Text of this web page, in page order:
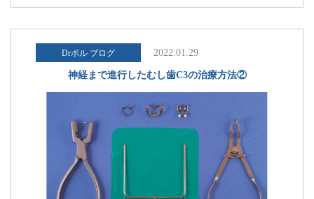
Drポル ブログ 2022.01.29
神経まで進行したむし歯C3の治療方法②